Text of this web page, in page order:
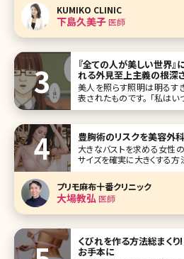
か。“切らない脂肪吸引”に
中でも「寝ているだけで痩せら
KUMIKO CLINIC
下島久美子医師
『全ての人が美しい世界』
れる外見至上主義の根深
美人を照らす照明は明るすぎて ※この記事は2016
表されたものです。 「私は
つも明るくて眩しい照明が
豊胸術のリスクを美容外
大きなバストを求める女性
サイズを確実に大きくする
になります。ここではプロ
解剖から、リスク、ダウンタ
豊胸術・プロテーゼ挿入位置
トがどのように
プリモ麻布十番クリニック
大場教弘医師
くびれを作る方法総まく
お手本に